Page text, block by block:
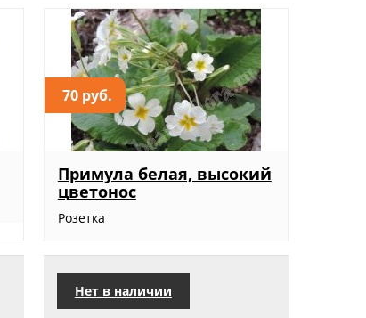
70 руб.
Примула белая, высокий
цветонос
Розетка
Нет в наличии